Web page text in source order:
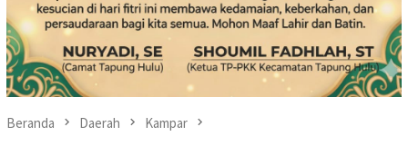
Beranda Daerah Kampar